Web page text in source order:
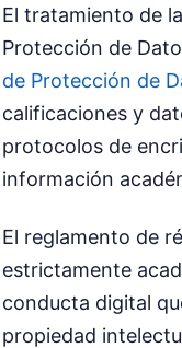
El tratamiento de
Protección de
de Protección de
calificaciones y
protocolos de
información
El reglamento de
estrictamente
conducta digital
propiedad